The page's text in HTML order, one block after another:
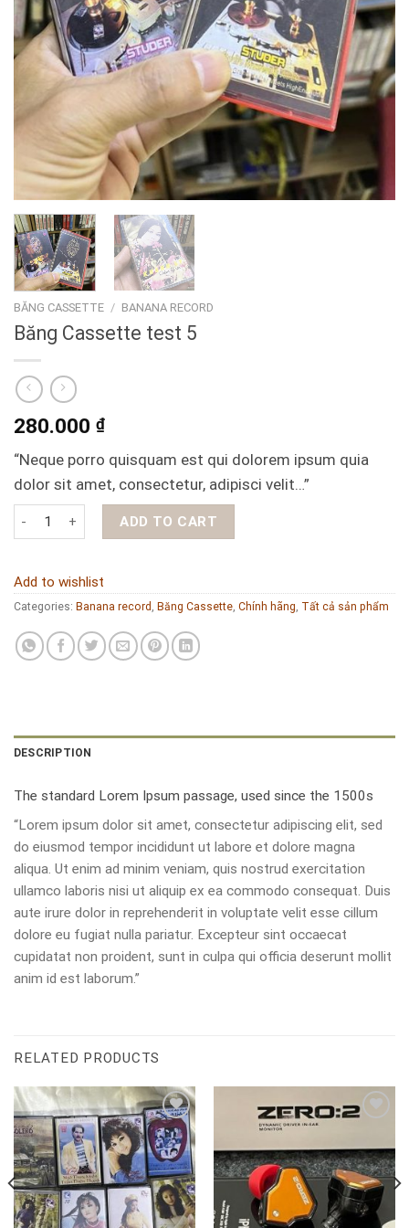
BĂNG CASSETTE / BANANA RECORD
Băng Cassette test 5
280.000 ₫
“Neque porro quisquam est qui dolorem ipsum quia
dolor sit amet, consectetur, adipisci velit…”
Băng Cassette test 5 quantity
ADD TO CART
Add to wishlist
Categories: Banana record , Băng Cassette, Chính hãng, Tất cả sản phẩm
DESCRIPTION
The standard Lorem Ipsum passage, used since the 1500s
“Lorem ipsum dolor sit amet, consectetur adipiscing elit, sed
do eiusmod tempor incididunt ut labore et dolore magna
aliqua. Ut enim ad minim veniam, quis nostrud exercitation
ullamco laboris nisi ut aliquip ex ea commodo consequat. Duis
aute irure dolor in reprehenderit in voluptate velit esse cillum
dolore eu fugiat nulla pariatur. Excepteur sint occaecat
cupidatat non proident, sunt in culpa qui officia deserunt mollit
anim id est laborum.”
RELATED PRODUCTS
Add to
wishlist